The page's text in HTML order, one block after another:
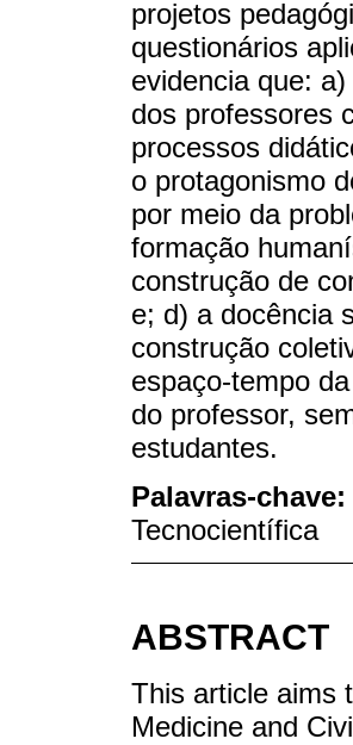
projetos
questionários
evidencia que:
dos professores
processos
o protagonismo
por meio da
formação
construção de
e; d) a docência
construção
espaço-tempo
do professor,
estudantes.
Palavras-chave:
Tecnocientífica
ABSTRACT
This article aims
Medicine and